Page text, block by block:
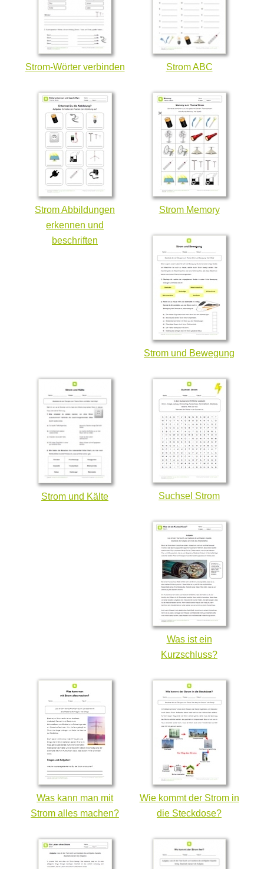
Strom-Wörter verbinden Strom ABC
Strom Abbildungen
erkennen und
beschriften
Strom Memory
Strom und Bewegung
Strom und Kälte Suchsel Strom
Was ist ein
Kurzschluss?
Was kann man mit
Strom alles machen?
Wie kommt der Strom in
die Steckdose?